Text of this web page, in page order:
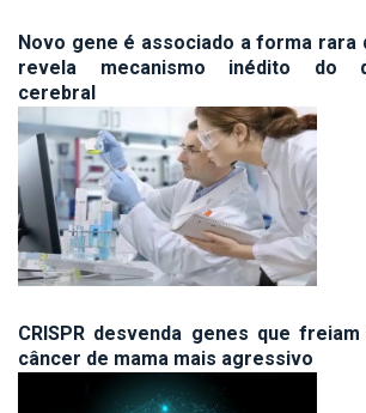
Novo gene é associado a forma rara
revela mecanismo inédito do
cerebral
CRISPR desvenda genes que
câncer de mama mais agressivo